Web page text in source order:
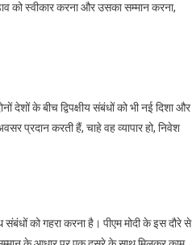
को स्वीकार करना और उसका सम्मान करना,
के बीच द्विपक्षीय संबंधों को भी नई दिशा और
प्रदान करती हैं, चाहे वह व्यापार हो, निवेश
को गहरा करना है। पीएम मोदी के इस दौरे से